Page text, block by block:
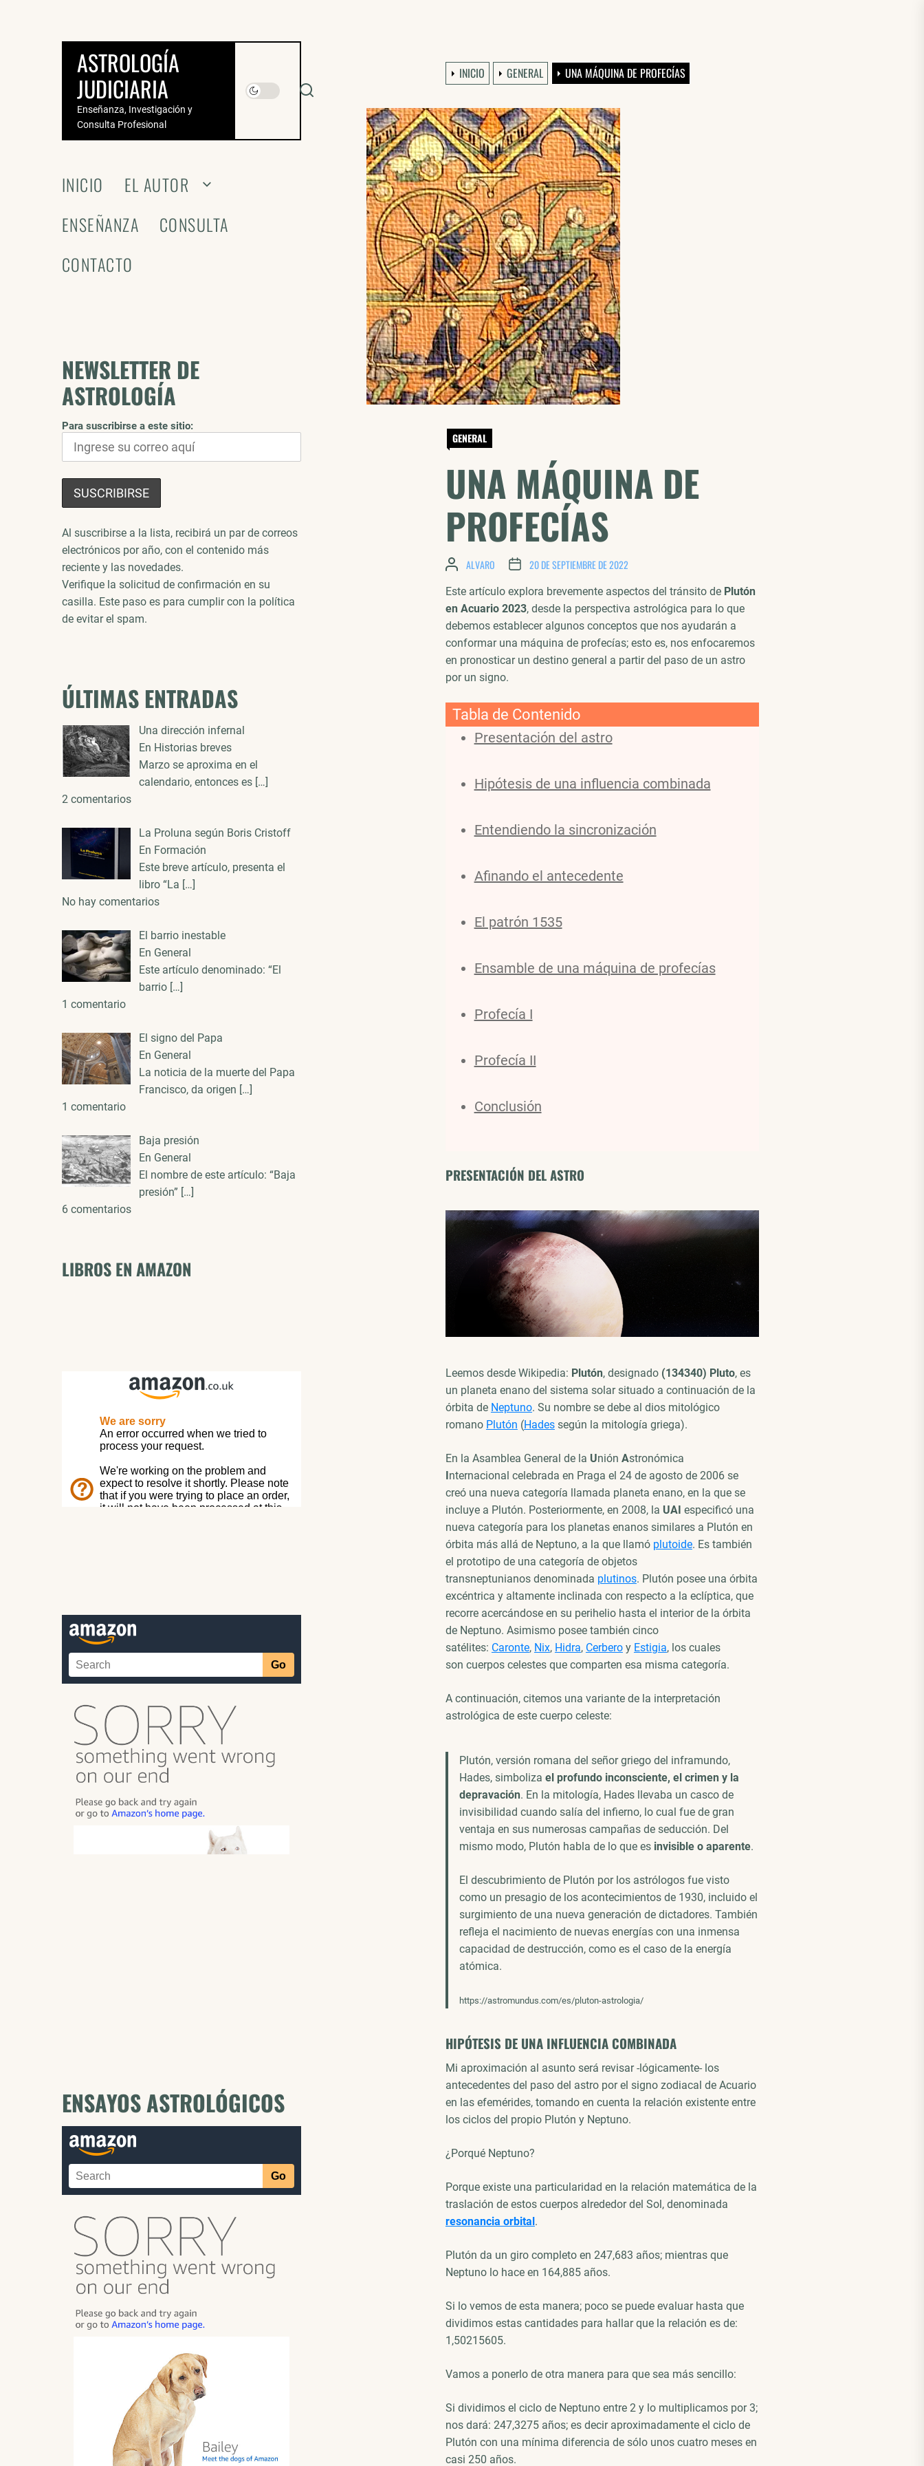
ASTROLOGÍA
JUDICIARIA
Enseñanza, Investigación y
Consulta Profesional
INICIO
EL AUTOR
ENSEÑANZA
CONSULTA
CONTACTO
INICIO GENERAL UNA MÁQUINA DE PROFECÍAS
GENERAL
UNA MÁQUINA DE
PROFECÍAS
ALVARO 20 DE SEPTIEMBRE DE 2022
Este artículo explora brevemente aspectos del tránsito dePlutón
en Acuario 2023, desde la perspectiva astrológica para lo que
debemos establecer algunos conceptos que nos ayudarán a
conformar una máquina de profecías; esto es, nos enfocaremos
en pronosticar un destino general a partir del paso de un astro
por un signo.
Tabla de Contenido
Presentación del astro
Hipótesis de una influencia combinada
Entendiendo la sincronización
Afinando el antecedente
El patrón 1535
Ensamble de una máquina de profecías
Profecía I
Profecía II
Conclusión
PRESENTACIÓN DEL ASTRO
Leemos desde Wikipedia: Plutón, designado (134340) Pluto, es
un planeta enano del sistema solar situado a continuación de la
órbita de Neptuno. Su nombre se debe al dios mitológico
romano Plutón (Hadessegún la mitología griega).
En la Asamblea General de la Unión Astronómica
Internacional celebrada en Praga el 24 de agosto de 2006 se
creó una nueva categoría llamada planeta enano, en la que se
incluye a Plutón. Posteriormente, en 2008, la UAI especificó una
nueva categoría para los planetas enanos similares a Plutón en
órbita más allá de Neptuno, a la que llamó plutoide. Es también
el prototipo de una categoría de objetos
transneptunianos denominada plutinos. Plutón posee una órbita
excéntrica y altamente inclinada con respecto a la eclíptica, que
recorre acercándose en su perihelio hasta el interior de la órbita
de Neptuno. Asimismo posee también cinco
satélites: Caronte, Nix, Hidra, Cerberoy Estigia,​ los cuales
son cuerpos celestes que comparten esa misma categoría.
A continuación, citemos una variante de la interpretación
astrológica de este cuerpo celeste:
Plutón, versión romana del señor griego del inframundo,
Hades, simboliza el profundo inconsciente, el crimen y la
depravación. En la mitología, Hades llevaba un casco de
invisibilidad cuando salía del infierno, lo cual fue de gran
ventaja en sus numerosas campañas de seducción. Del
mismo modo, Plutón habla de lo que es invisible o aparente.
El descubrimiento de Plutón por los astrólogos fue visto
como un presagio de los acontecimientos de 1930, incluido el
surgimiento de una nueva generación de dictadores. También
refleja el nacimiento de nuevas energías con una inmensa
capacidad de destrucción, como es el caso de la energía
atómica.
https://astromundus.com/es/pluton-astrologia/
HIPÓTESIS DE UNA INFLUENCIA COMBINADA
Mi aproximación al asunto será revisar -lógicamente- los
antecedentes del paso del astro por el signo zodiacal de Acuario
en las efemérides, tomando en cuenta la relación existente entre
los ciclos del propio Plutón y Neptuno.
¿Porqué Neptuno?
Porque existe una particularidad en la relación matemática de la
traslación de estos cuerpos alrededor del Sol, denominada
resonancia orbital.
Plutón da un giro completo en 247,683 años; mientras que
Neptuno lo hace en 164,885 años.
Si lo vemos de esta manera; poco se puede evaluar hasta que
dividimos estas cantidades para hallar que la relación es de:
1,50215605.
Vamos a ponerlo de otra manera para que sea más sencillo:
Si dividimos el ciclo de Neptuno entre 2 y lo multiplicamos por 3;
nos dará: 247,3275 años; es decir aproximadamente el ciclo de
Plutón con una mínima diferencia de sólo unos cuatro meses en
casi 250 años.
NEWSLETTER DE
ASTROLOGÍA
Para suscribirse a este sitio:
Al suscribirse a la lista, recibirá un par de correos
electrónicos por año, con el contenido más
reciente y las novedades.
Verifique la solicitud de confirmación en su
casilla. Este paso es para cumplir con la política
de evitar el spam.
ÚLTIMAS ENTRADAS
Una dirección infernal
En Historias breves
Marzo se aproxima en el
calendario, entonces es […]
2 comentarios
La Proluna según Boris Cristoff
En Formación
Este breve artículo, presenta el
libro “La […]
No hay comentarios
El barrio inestable
En General
Este artículo denominado: “El
barrio […]
1 comentario
El signo del Papa
En General
La noticia de la muerte del Papa
Francisco, da origen […]
1 comentario
Baja presión
En General
El nombre de este artículo: “Baja
presión” […]
6 comentarios
LIBROS EN AMAZON
ENSAYOS ASTROLÓGICOS